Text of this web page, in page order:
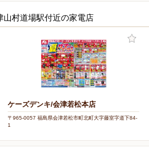
山村道場駅付近の家電店
ケーズデンキ/会津若松本店
〒965-0057 福島県会津若松市町北町大字藤室字道下84-
1